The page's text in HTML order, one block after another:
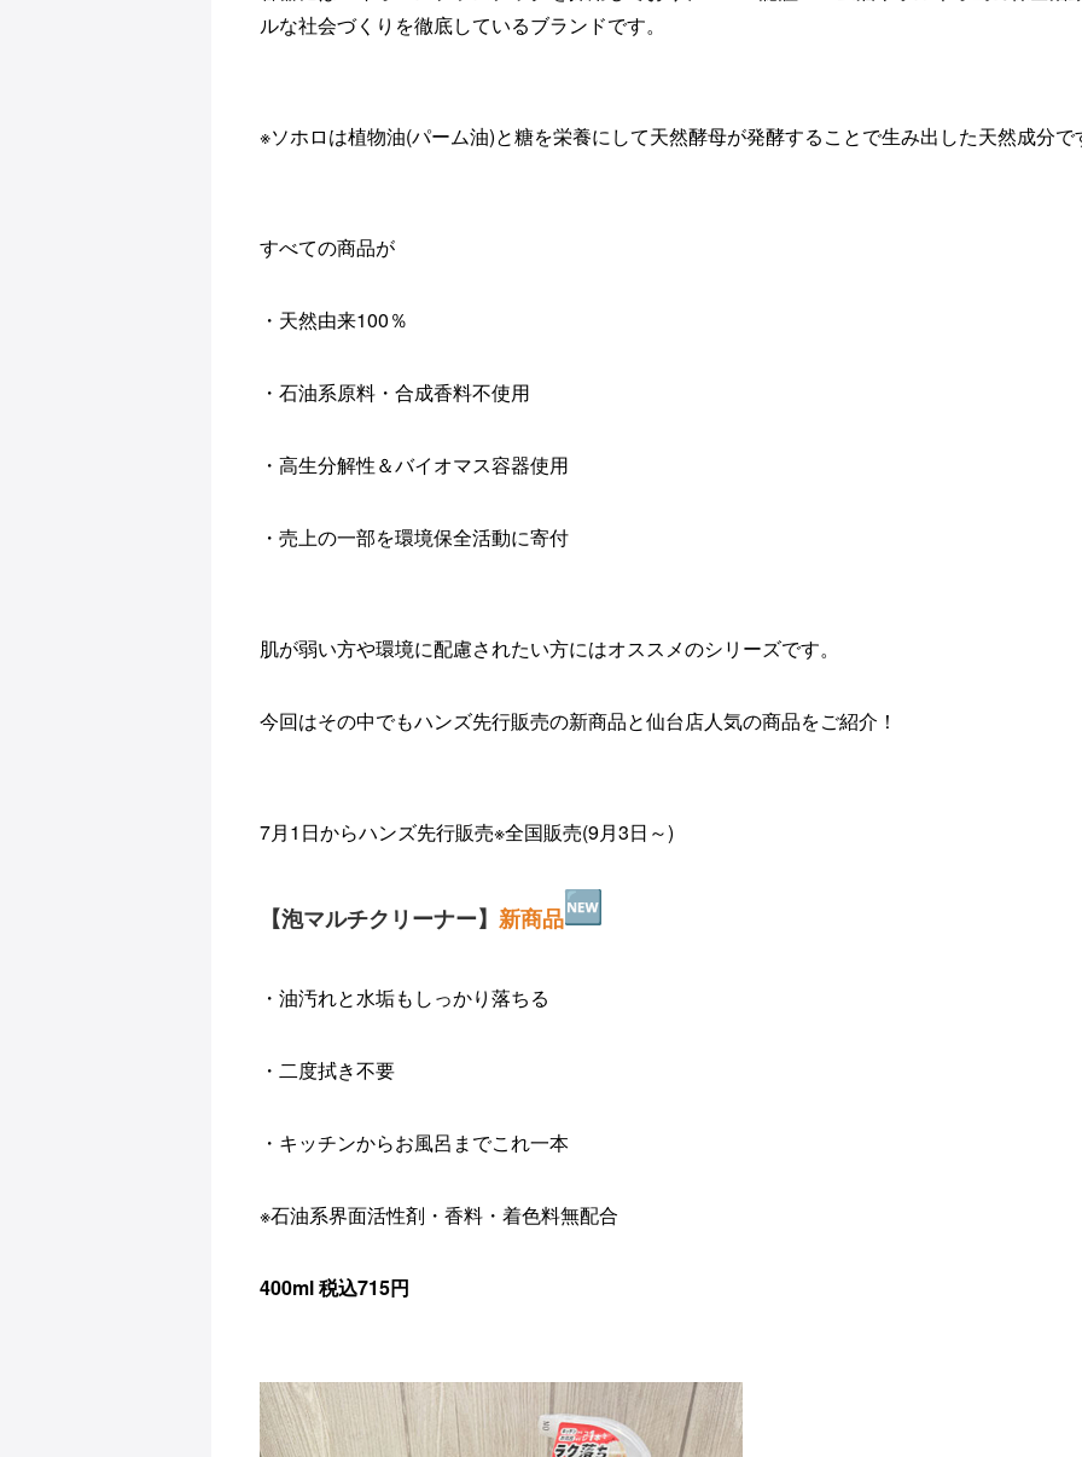
ルな社会づくりを徹底しているブランドです。
※ソホロは植物油(パーム油)と糖を栄養にして天然酵母が発酵することで生み出した天然成分で
すべての商品が
・天然由来100％
・石油系原料・合成香料不使用
・高生分解性＆バイオマス容器使用
・売上の一部を環境保全活動に寄付
肌が弱い方や環境に配慮されたい方にはオススメのシリーズです。
今回はその中でもハンズ先行販売の新商品と仙台店人気の商品をご紹介！
7月1日からハンズ先行販売※全国販売(9月3日～)
【泡マルチクリーナー】 新商品
・油汚れと水垢もしっかり落ちる
・二度拭き不要
・キッチンからお風呂までこれ一本
※石油系界面活性剤・香料・着色料無配合
400ml 税込715円